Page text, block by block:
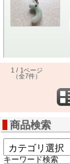
1 / 1ページ
（全7件）
商品検索
キーワード検索